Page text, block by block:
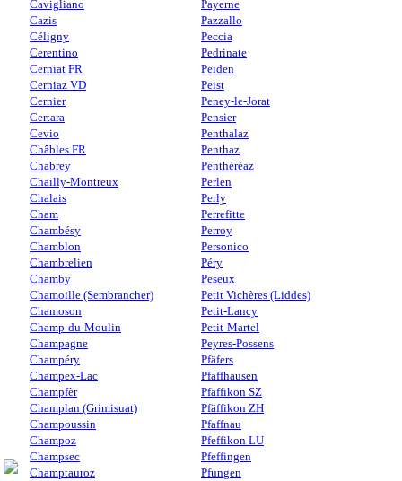
Cavigliano
Cazis
Céligny
Cerentino
Cerniat FR
Cerniaz VD
Cernier
Certara
Cevio
Châbles FR
Chabrey
Chailly-Montreux
Chalais
Cham
Chambésy
Chamblon
Chambrelien
Chamby
Chamoille (Sembrancher)
Chamoson
Champ-du-Moulin
Champagne
Champéry
Champex-Lac
Champfèr
Champlan (Grimisuat)
Champoussin
Champoz
Champsec
Champtauroz
Payerne
Pazzallo
Peccia
Pedrinate
Peiden
Peist
Peney-le-Jorat
Pensier
Penthalaz
Penthaz
Penthéréaz
Perlen
Perly
Perrefitte
Perroy
Personico
Péry
Peseux
Petit Vichères (Liddes)
Petit-Lancy
Petit-Martel
Peyres-Possens
Pfäfers
Pfaffhausen
Pfäffikon SZ
Pfäffikon ZH
Pfaffnau
Pfeffikon LU
Pfeffingen
Pfungen